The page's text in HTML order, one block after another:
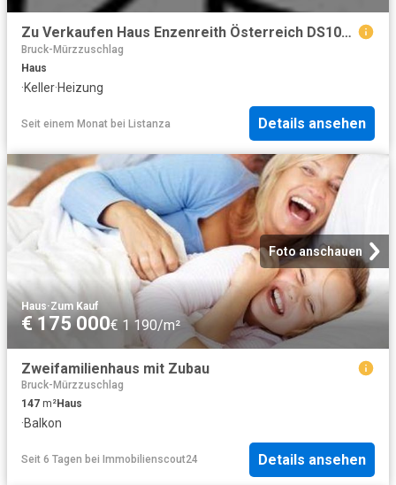
Zu Verkaufen Haus Enzenreith Österreich DS103804329
Bruck-Mürzzuschlag
Haus
·Keller·Heizung
Seit einem Monat bei Listanza Details ansehen
Foto anschauen
Haus·Zum Kauf
€ 175 000€ 1 190/m²
Zweifamilienhaus mit Zubau
Bruck-Mürzzuschlag
147 m²Haus
·Balkon
Seit 6 Tagen bei Immobilienscout24 Details ansehen